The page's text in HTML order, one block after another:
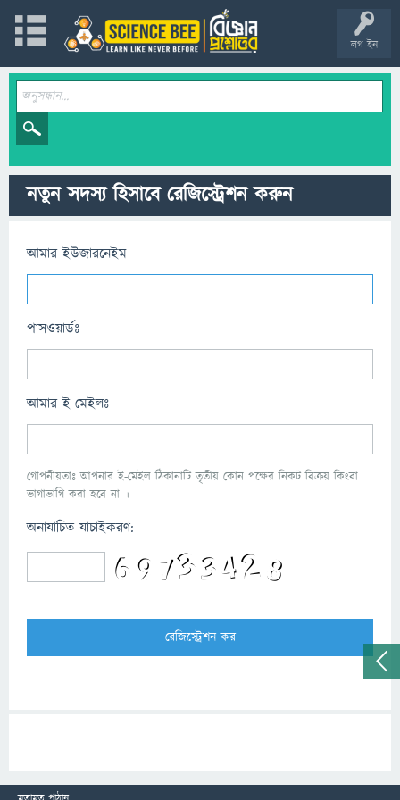
লগ ইন
নতুন সদস্য হিসাবে রেজিস্ট্রেশন করুন
আমার ইউজারনেইম
পাসওয়ার্ডঃ
আমার ই-মেইলঃ
গোপনীয়তাঃ আপনার ই-মেইল ঠিকানাটি তৃতীয় কোন পক্ষের নিকট বিক্রয় কিংবা
ভাগাভাগি করা হবে না ।
অনাযাচিত যাচাইকরণ: